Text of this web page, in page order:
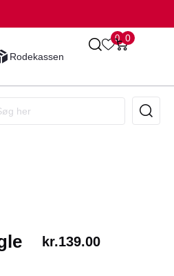
Rodekassen
0 0
kr.139.00